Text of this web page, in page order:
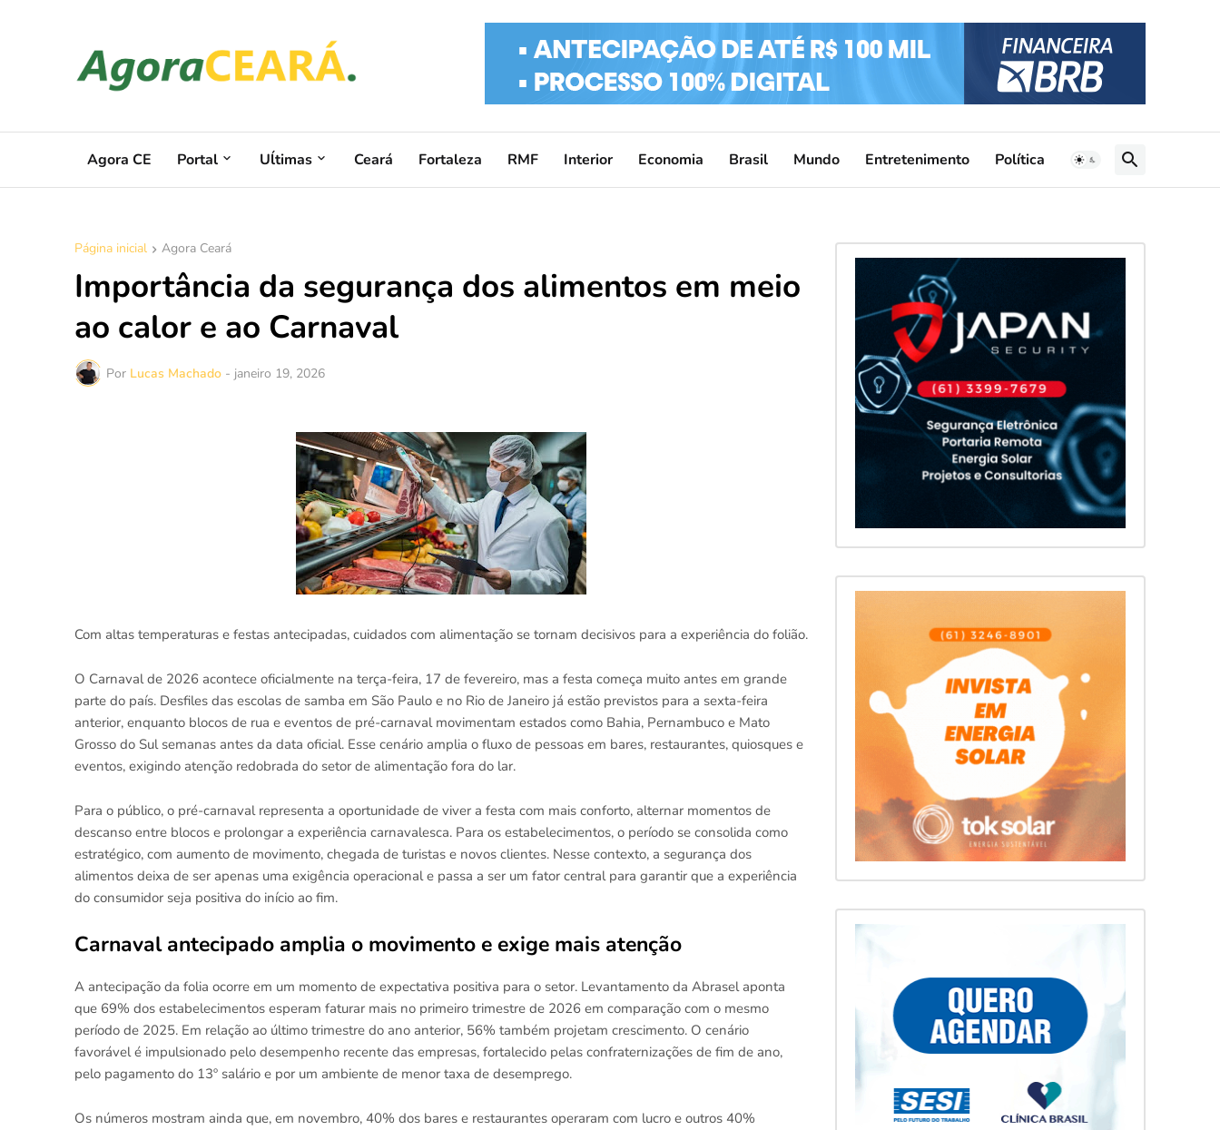
Agora CE Portal Uĺtimas Ceará Fortaleza RMF Interior Economia Brasil Mundo Entretenimento Política
Página inicial Agora Ceará
Importância da segurança dos alimentos em meio
ao calor e ao Carnaval
Por Lucas Machado - janeiro 19, 2026
Com altas temperaturas e festas antecipadas, cuidados com alimentação se tornam decisivos para a experiência do folião.
O Carnaval de 2026 acontece oficialmente na terça-feira, 17 de fevereiro, mas a festa começa muito antes em grande
parte do país. Desfiles das escolas de samba em São Paulo e no Rio de Janeiro já estão previstos para a sexta-feira
anterior, enquanto blocos de rua e eventos de pré-carnaval movimentam estados como Bahia, Pernambuco e Mato
Grosso do Sul semanas antes da data oficial. Esse cenário amplia o fluxo de pessoas em bares, restaurantes, quiosques e
eventos, exigindo atenção redobrada do setor de alimentação fora do lar.
Para o público, o pré-carnaval representa a oportunidade de viver a festa com mais conforto, alternar momentos de
descanso entre blocos e prolongar a experiência carnavalesca. Para os estabelecimentos, o período se consolida como
estratégico, com aumento de movimento, chegada de turistas e novos clientes. Nesse contexto, a segurança dos
alimentos deixa de ser apenas uma exigência operacional e passa a ser um fator central para garantir que a experiência
do consumidor seja positiva do início ao fim.
Carnaval antecipado amplia o movimento e exige mais atenção
A antecipação da folia ocorre em um momento de expectativa positiva para o setor. Levantamento da Abrasel aponta
que 69% dos estabelecimentos esperam faturar mais no primeiro trimestre de 2026 em comparação com o mesmo
período de 2025. Em relação ao último trimestre do ano anterior, 56% também projetam crescimento. O cenário
favorável é impulsionado pelo desempenho recente das empresas, fortalecido pelas confraternizações de fim de ano,
pelo pagamento do 13º salário e por um ambiente de menor taxa de desemprego.
Os números mostram ainda que, em novembro, 40% dos bares e restaurantes operaram com lucro e outros 40%